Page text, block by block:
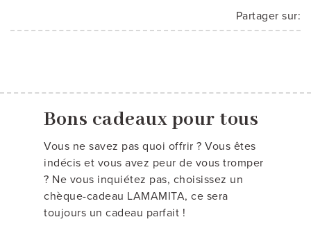
Partager sur:
Bons cadeaux pour tous
Vous ne savez pas quoi offrir ? Vous êtes
indécis et vous avez peur de vous tromper
? Ne vous inquiétez pas, choisissez un
chèque-cadeau LAMAMITA, ce sera
toujours un cadeau parfait !